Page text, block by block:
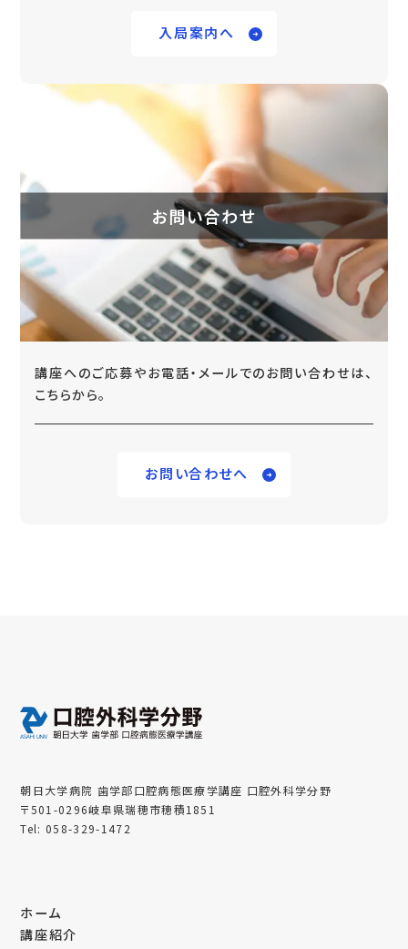
入局案内へ
お問い合わせ
講座へのご応募やお電話・メールでのお問い合わせは、
こちらから。
お問い合わせへ
朝日大学病院 歯学部口腔病態医療学講座 口腔外科学分野
〒501-0296岐阜県瑞穂市穂積1851
Tel: 058-329-1472
ホーム
講座紹介